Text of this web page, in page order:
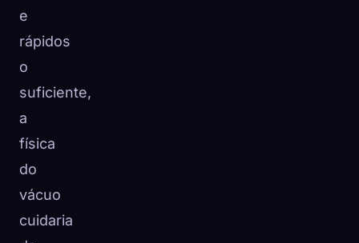
e
rápidos
o
suficiente,
a
física
do
vácuo
cuidaria